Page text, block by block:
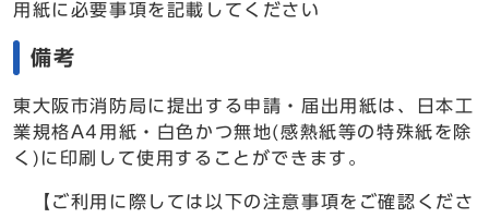
用紙に必要事項を記載してください
備考
東大阪市消防局に提出する申請・届出用紙は、日本工
業規格A4用紙・白色かつ無地(感熱紙等の特殊紙を除
く)に印刷して使用することができます。
【ご利用に際しては以下の注意事項をご確認くださ